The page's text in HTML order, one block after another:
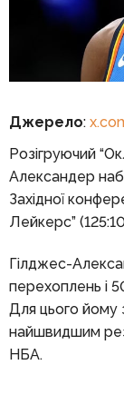
Джерело:
Розігруючий
Александер
Західної
Лейкерс”
Гілджес-
перехоплень і
Для цього йому
найшвидшим
НБА.